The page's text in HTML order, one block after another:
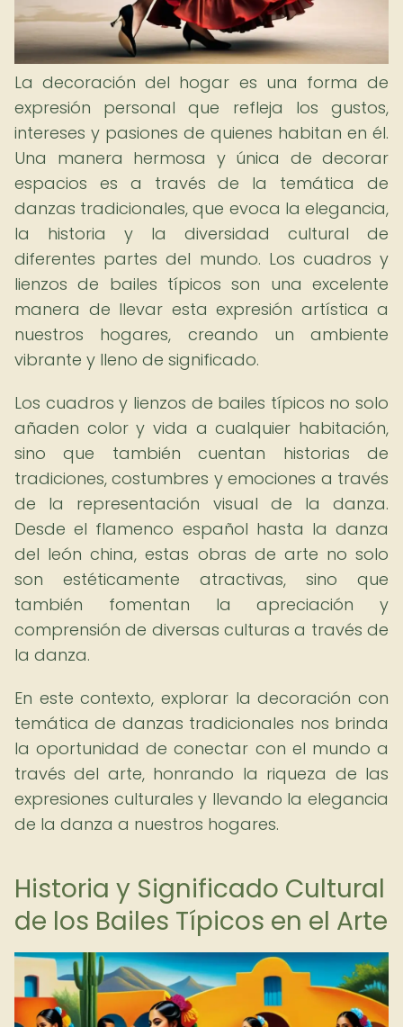
La decoración del hogar es una forma de
expresión personal que refleja los gustos,
intereses y pasiones de quienes habitan en él.
Una manera hermosa y única de decorar
espacios es a través de la temática de
danzas tradicionales, que evoca la elegancia,
la historia y la diversidad cultural de
diferentes partes del mundo. Los cuadros y
lienzos de bailes típicos son una excelente
manera de llevar esta expresión artística a
nuestros hogares, creando un ambiente
vibrante y lleno de significado.
Los cuadros y lienzos de bailes típicos no solo
añaden color y vida a cualquier habitación,
sino que también cuentan historias de
tradiciones, costumbres y emociones a través
de la representación visual de la danza.
Desde el flamenco español hasta la danza
del león china, estas obras de arte no solo
son estéticamente atractivas, sino que
también fomentan la apreciación y
comprensión de diversas culturas a través de
la danza.
En este contexto, explorar la decoración con
temática de danzas tradicionales nos brinda
la oportunidad de conectar con el mundo a
través del arte, honrando la riqueza de las
expresiones culturales y llevando la elegancia
de la danza a nuestros hogares.
Historia y Significado Cultural
de los Bailes Típicos en el Arte